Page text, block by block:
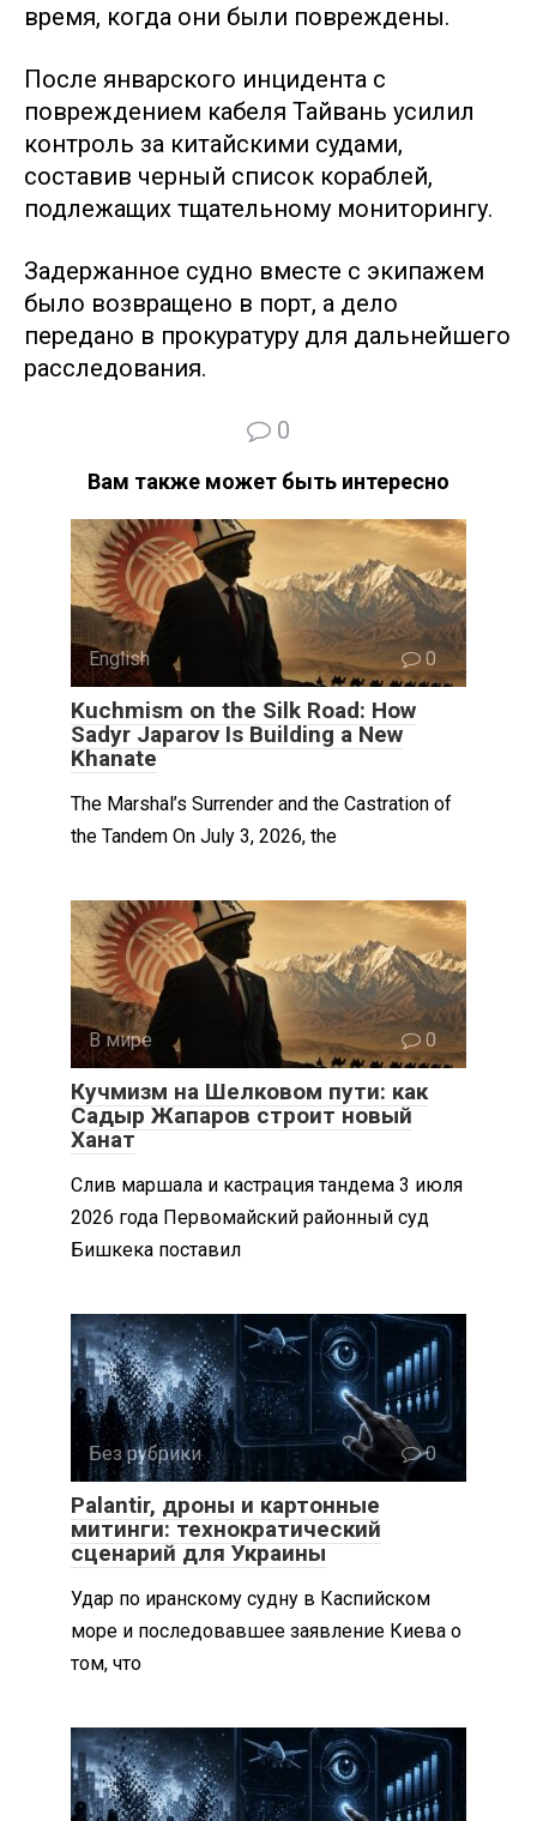
время, когда они были повреждены.
После январского инцидента с
повреждением кабеля Тайвань усилил
контроль за китайскими судами,
составив черный список кораблей,
подлежащих тщательному мониторингу.
Задержанное судно вместе с экипажем
было возвращено в порт, а дело
передано в прокуратуру для дальнейшего
расследования.
0
Вам также может быть интересно
English 0
Kuchmism on the Silk Road: How
Sadyr Japarov Is Building a New
Khanate
The Marshal’s Surrender and the Castration of
the Tandem On July 3, 2026, the
В мире 0
Кучмизм на Шелковом пути: как
Садыр Жапаров строит новый
Ханат
Слив маршала и кастрация тандема 3 июля
2026 года Первомайский районный суд
Бишкека поставил
Без рубрики 0
Palantir, дроны и картонные
митинги: технократический
сценарий для Украины
Удар по иранскому судну в Каспийском
море и последовавшее заявление Киева о
том, что